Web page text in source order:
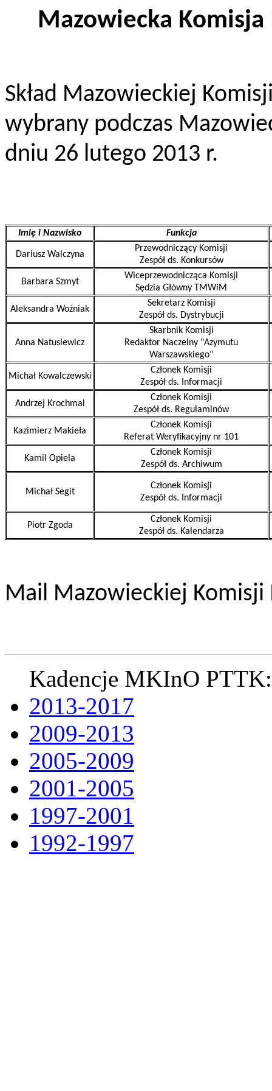
Mazowiecka
Skład Mazowieckiej
wybrany podczas
dniu 26 lutego 2013 r.
Imię i Nazwisko Funkcja
Dariusz Walczyna
Przewodniczący Komisji
Zespół ds. Konkursów
Barbara Szmyt
Wiceprzewodnicząca Komisji
Sędzia Główny TMWiM
Aleksandra Woźniak
Sekretarz Komisji
Zespół ds. Dystrybucji
Anna Natusiewicz
Skarbnik Komisji
Redaktor Naczelny "Azymutu
Warszawskiego"
Michał Kowalczewski
Członek Komisji
Zespół ds. Informacji
Andrzej Krochmal
Członek Komisji
Zespół ds. Regulaminów
Kazimierz Makieła
Członek Komisji
Referat Weryfikacyjny nr 101
Kamil Opiela
Członek Komisji
Zespół ds. Archiwum
Michał Segit
Członek Komisji
Zespół ds. Informacji
Piotr Zgoda
Członek Komisji
Zespół ds. Kalendarza
Mail Mazowieckiej
Kadencje MKInO PTTK:
2013-2017
2009-2013
2005-2009
2001-2005
1997-2001
1992-1997